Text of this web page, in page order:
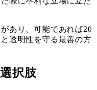
あり、可能であれば20
透明性を守る最善の方
択肢